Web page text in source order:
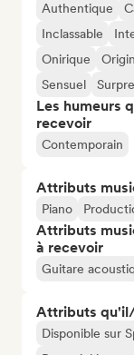
Authentique
Inclassable
Onirique
Sensuel
Les humeurs
recevoir
Contemporain
Attributs
Piano
Attributs
à recevoir
Guitare
Attributs
Disponible sur